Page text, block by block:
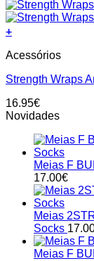
+
Acessórios
Strength Wraps
16.95€
Novidades
Meias F
17.00€
Meias
Socks
Meias F